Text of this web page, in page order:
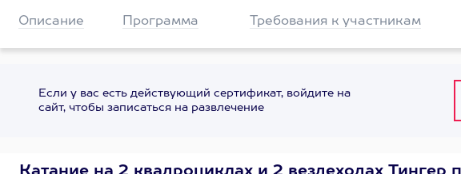
Описание Программа Требования к участникам
Если у вас есть действующий сертификат, войдите на
сайт, чтобы записаться на развлечение